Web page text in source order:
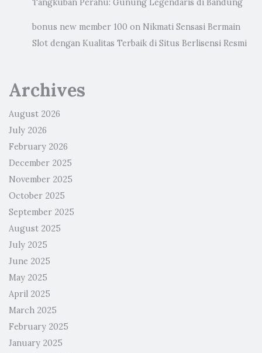
Tangkuban Perahu: Gunung Legendaris di Bandung
bonus new member 100 on Nikmati Sensasi Bermain
Slot dengan Kualitas Terbaik di Situs Berlisensi Resmi
Archives
August 2026
July 2026
February 2026
December 2025
November 2025
October 2025
September 2025
August 2025
July 2025
June 2025
May 2025
April 2025
March 2025
February 2025
January 2025